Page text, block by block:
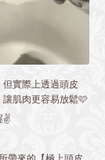
實際上透過頭皮
讓肌肉更容易放鬆🩷
✌️